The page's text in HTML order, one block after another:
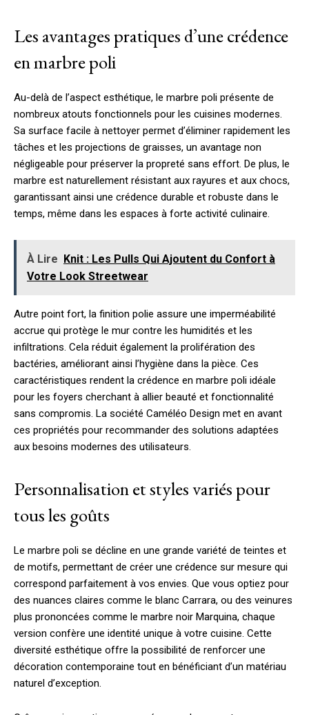
Les avantages pratiques d’une crédence
en marbre poli
Au-delà de l’aspect esthétique, le marbre poli présente de
nombreux atouts fonctionnels pour les cuisines modernes.
Sa surface facile à nettoyer permet d’éliminer rapidement les
tâches et les projections de graisses, un avantage non
négligeable pour préserver la propreté sans effort. De plus, le
marbre est naturellement résistant aux rayures et aux chocs,
garantissant ainsi une crédence durable et robuste dans le
temps, même dans les espaces à forte activité culinaire.
À Lire
Knit : Les Pulls Qui Ajoutent du Confort à
Votre Look Streetwear
Autre point fort, la finition polie assure une imperméabilité
accrue qui protège le mur contre les humidités et les
infiltrations. Cela réduit également la prolifération des
bactéries, améliorant ainsi l’hygiène dans la pièce. Ces
caractéristiques rendent la crédence en marbre poli idéale
pour les foyers cherchant à allier beauté et fonctionnalité
sans compromis. La société Caméléo Design met en avant
ces propriétés pour recommander des solutions adaptées
aux besoins modernes des utilisateurs.
Personnalisation et styles variés pour
tous les goûts
Le marbre poli se décline en une grande variété de teintes et
de motifs, permettant de créer une crédence sur mesure qui
correspond parfaitement à vos envies. Que vous optiez pour
des nuances claires comme le blanc Carrara, ou des veinures
plus prononcées comme le marbre noir Marquina, chaque
version confère une identité unique à votre cuisine. Cette
diversité esthétique offre la possibilité de renforcer une
décoration contemporaine tout en bénéficiant d’un matériau
naturel d’exception.